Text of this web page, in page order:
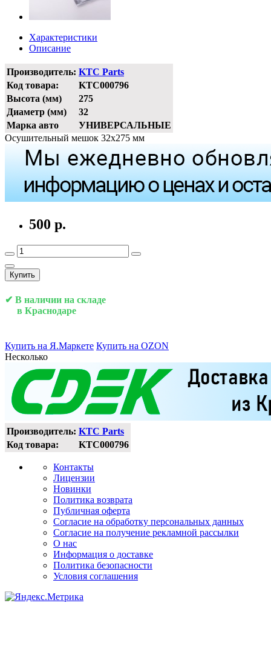
Характеристики
Описание
Производитель: KTC Parts
Код товара:
KTC000796
Высота (мм)
275
Диаметр (мм)
32
Марка авто
УНИВЕРСАЛЬНЫЕ
Осушительный мешок 32х275 мм
500 р.
Купить
✔ В наличии на складе
в Краснодаре
Купить на Я.Маркете Купить на OZON
Несколько
Производитель: KTC Parts
Код товара:
KTC000796
Контакты
Лицензии
Новинки
Политика возврата
Публичная оферта
Согласие на обработку персональных данных
Согласие на получение рекламной рассылки
О нас
Информация о доставке
Политика безопасности
Условия соглашения